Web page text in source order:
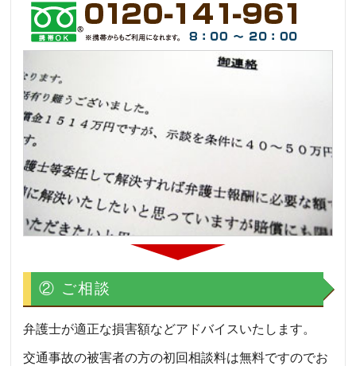
② ご相談
弁護士が適正な損害額などアドバイスいたします。
交通事故の被害者の方の初回相談料は無料ですのでお